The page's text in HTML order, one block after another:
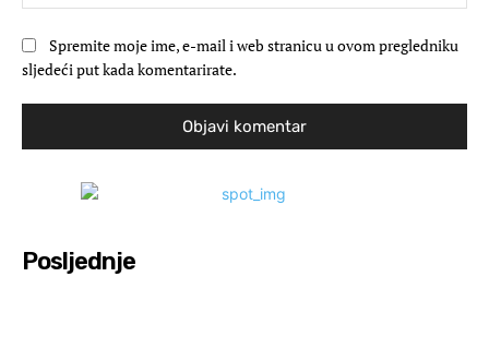
Spremite moje ime, e-mail i web stranicu u ovom pregledniku
sljedeći put kada komentarirate.
Posljednje